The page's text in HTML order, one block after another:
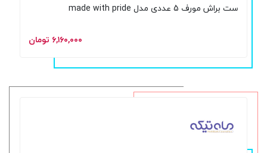
ست براش مورف 5 عددی مدل made with pride
۶,۱۶۰,۰۰۰ تومان